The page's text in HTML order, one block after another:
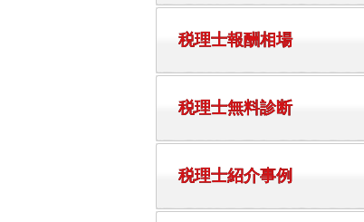
税理士報酬相場
税理士無料診断
税理士紹介事例